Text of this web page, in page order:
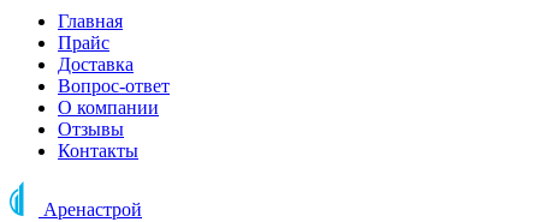
Главная
Прайс
Доставка
Вопрос-ответ
О компании
Отзывы
Контакты
Аренастрой